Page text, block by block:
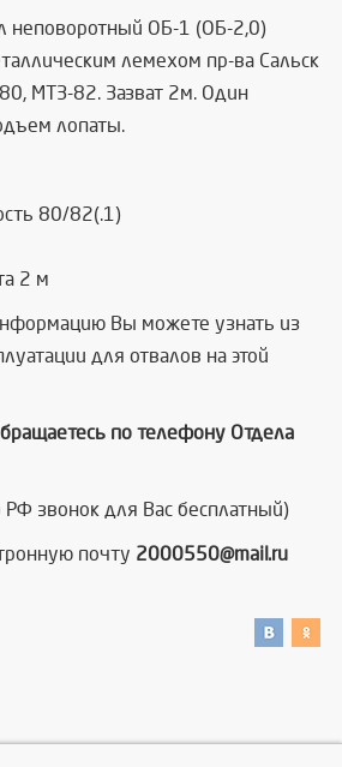
неповоротный ОБ-1 (ОБ-2,0)
лемехом пр-ва Сальск
МТЗ-82. Зазват 2м. Один
лопаты.
80/82(.1)
2 м
Вы можете узнать из
для отвалов на этой
по телефону Отдела
РФ звонок для Вас бесплатный)
почту 2000550@mail.ru